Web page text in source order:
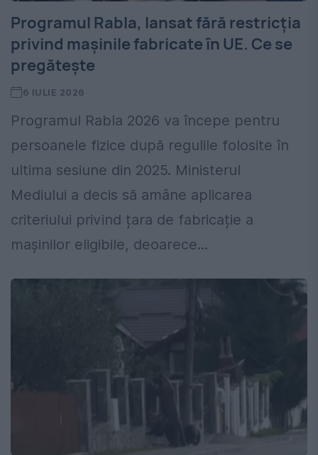
Programul Rabla, lansat fără restricția
privind mașinile fabricate în UE. Ce se
pregătește
6 IULIE 2026
Programul Rabla 2026 va începe pentru
persoanele fizice după regulile folosite în
ultima sesiune din 2025. Ministerul
Mediului a decis să amâne aplicarea
criteriului privind țara de fabricație a
mașinilor eligibile, deoarece...